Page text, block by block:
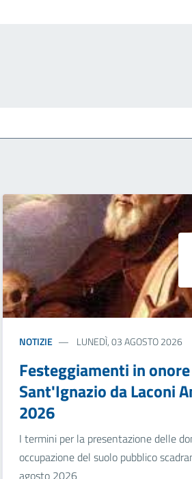
NOTIZIE LUNEDÌ, 03 AGOSTO 2026
Festeggiamenti in
Sant'Ignazio da Laconi
2026
I termini per la presentazione delle
occupazione del suolo pubblico
agosto 2026